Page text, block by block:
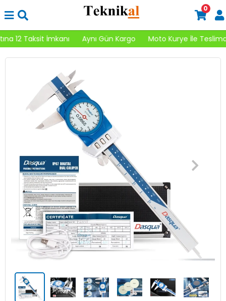
Taksit İmkanı Aynı Gün Kargo Moto Kurye İle Teslimat
0